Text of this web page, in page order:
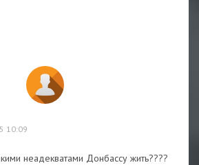
10:09
неадекватами Донбассу жить????